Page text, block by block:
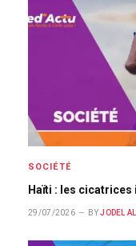
SOCIÉTÉ
Haïti : les
29/07/2026 BY JODEL